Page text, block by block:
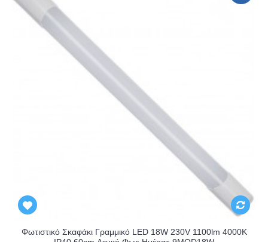
Φωτιστικό Σκαφάκι Γραμμικό LED 18W 230V 1100lm 4000K